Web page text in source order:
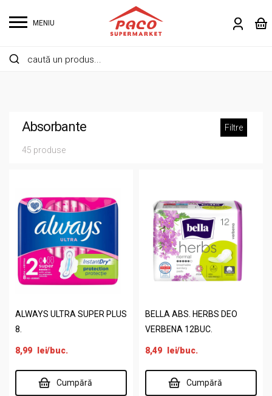
MENIU
Absorbante Filtre
45 produse
ALWAYS ULTRA SUPER PLUS
8.
8,99 lei/buc.
Cumpără
BELLA ABS. HERBS DEO
VERBENA 12BUC.
8,49 lei/buc.
Cumpără